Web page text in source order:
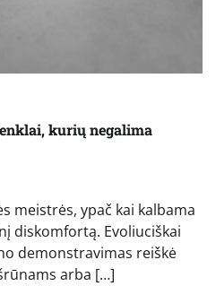
kurių negalima
meistrės, ypač kai kalbama
diskomfortą. Evoliuciškai
demonstravimas reiškė
arba […]